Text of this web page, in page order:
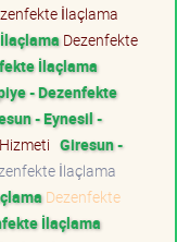
İlaçlama
Dezenfekte
İlaçlama
- Dezenfekte
- Eynesil -
Giresun -
İlaçlama
Dezenfekte
İlaçlama